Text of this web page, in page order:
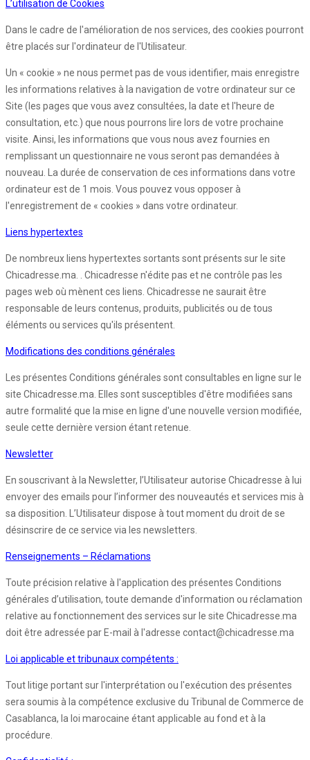
L’utilisation de Cookies
Dans le cadre de l'amélioration de nos services, des cookies pourront
être placés sur l'ordinateur de l'Utilisateur.
Un « cookie » ne nous permet pas de vous identifier, mais enregistre
les informations relatives à la navigation de votre ordinateur sur ce
Site (les pages que vous avez consultées, la date et l'heure de
consultation, etc.) que nous pourrons lire lors de votre prochaine
visite. Ainsi, les informations que vous nous avez fournies en
remplissant un questionnaire ne vous seront pas demandées à
nouveau. La durée de conservation de ces informations dans votre
ordinateur est de 1 mois. Vous pouvez vous opposer à
l'enregistrement de « cookies » dans votre ordinateur.
Liens hypertextes
De nombreux liens hypertextes sortants sont présents sur le site
Chicadresse.ma. . Chicadresse n'édite pas et ne contrôle pas les
pages web où mènent ces liens. Chicadresse ne saurait être
responsable de leurs contenus, produits, publicités ou de tous
éléments ou services qu'ils présentent.
Modifications des conditions générales
Les présentes Conditions générales sont consultables en ligne sur le
site Chicadresse.ma. Elles sont susceptibles d'être modifiées sans
autre formalité que la mise en ligne d'une nouvelle version modifiée,
seule cette dernière version étant retenue.
Newsletter
En souscrivant à la Newsletter, l’Utilisateur autorise Chicadresse à lui
envoyer des emails pour l’informer des nouveautés et services mis à
sa disposition. L’Utilisateur dispose à tout moment du droit de se
désinscrire de ce service via les newsletters.
Renseignements – Réclamations
Toute précision relative à l'application des présentes Conditions
générales d’utilisation, toute demande d'information ou réclamation
relative au fonctionnement des services sur le site Chicadresse.ma
doit être adressée par E-mail à l'adresse contact@chicadresse.ma
Loi applicable et tribunaux compétents :
Tout litige portant sur l'interprétation ou l'exécution des présentes
sera soumis à la compétence exclusive du Tribunal de Commerce de
Casablanca, la loi marocaine étant applicable au fond et à la
procédure.